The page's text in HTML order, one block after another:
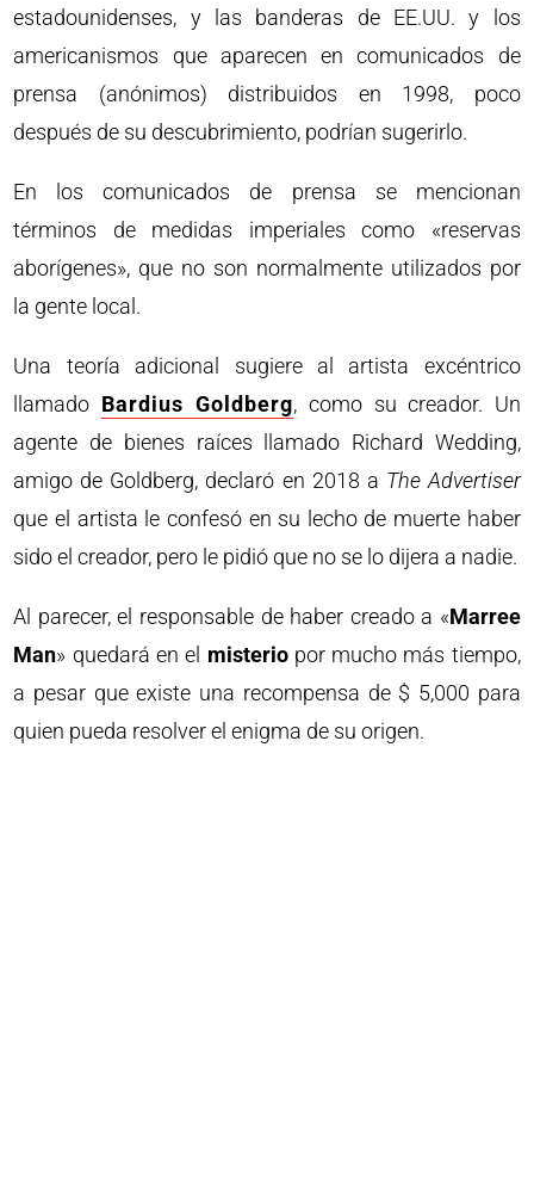
estadounidenses, y las banderas de EE.UU. y los
americanismos que aparecen en comunicados de
prensa (anónimos) distribuidos en 1998, poco
después de su descubrimiento, podrían sugerirlo.
En los comunicados de prensa se mencionan
términos de medidas imperiales como «reservas
aborígenes», que no son normalmente utilizados por
la gente local.
Una teoría adicional sugiere al artista excéntrico
llamado Bardius Goldberg, como su creador. Un
agente de bienes raíces llamado Richard Wedding,
amigo de Goldberg, declaró en 2018 a The Advertiser
que el artista le confesó en su lecho de muerte haber
sido el creador, pero le pidió que no se lo dijera a nadie.
Al parecer, el responsable de haber creado a «Marree
Man» quedará en el misteriopor mucho más tiempo,
a pesar que existe una recompensa de $ 5,000 para
quien pueda resolver el enigma de su origen.